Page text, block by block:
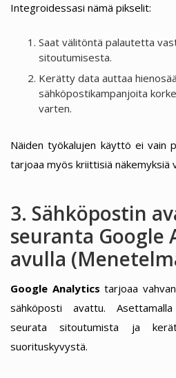
Integroidessasi nämä pikselit:
Saat välitöntä palautetta
sitoutumisesta.
Kerätty data auttaa
sähköpostikampanjoita
varten.
Näiden työkalujen käyttö ei vain
tarjoaa myös kriittisiä näkemyksiä
3. Sähköpostin
seuranta Google
avulla
Google Analytics tarjoaa
sähköposti avattu.
seurata sitoutumista ja
suorituskyvystä.